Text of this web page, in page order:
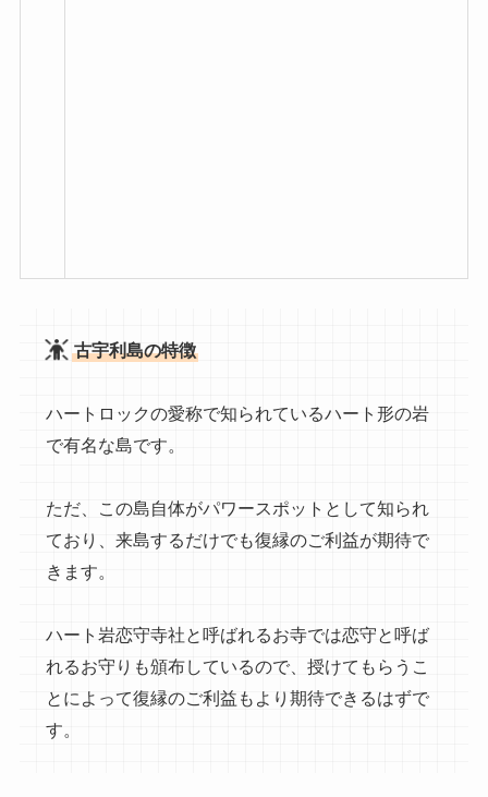
古宇利島の特徴
ハートロックの愛称で知られているハート形の岩
で有名な島です。
ただ、この島自体がパワースポットとして知られ
ており、来島するだけでも復縁のご利益が期待で
きます。
ハート岩恋守寺社と呼ばれるお寺では恋守と呼ば
れるお守りも頒布しているので、授けてもらうこ
とによって復縁のご利益もより期待できるはずで
す。